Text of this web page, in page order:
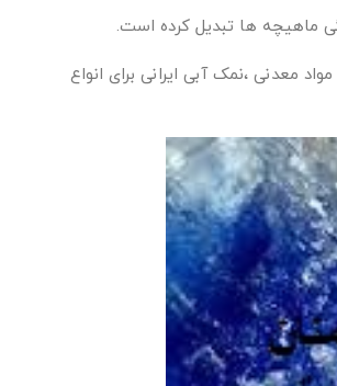
ماهیچه ها تبدیل کرده است.
معدنی ،نمک آبی ایرانی برای انواع